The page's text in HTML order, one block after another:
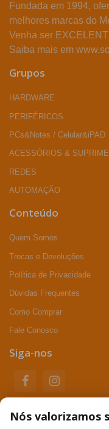
Fundada em 1994,
melhores marcas do
Venha ser
Saiba mais em
Grupos
HARDWARE
PERIFÉRICOS
PCs&Notes / Celular&iPAD
ACESSÓRIOS &
REDES
AUTOMAÇÃO
Conteúdo
Quem Somos
Trocas e Devoluções
Política de Privacidade
Dúvidas Frequentes
Como Comprar
Fale Conosco
Siga-nos
Nós valorizamos